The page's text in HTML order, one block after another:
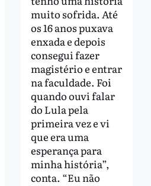
muito sofrida. Até
os 16 anos puxava
enxada e depois
consegui fazer
magistério e entrar
na faculdade. Foi
quando ouvi falar
do Lula pela
primeira vez e vi
que era uma
esperança para
minha história”,
conta. “Eu não